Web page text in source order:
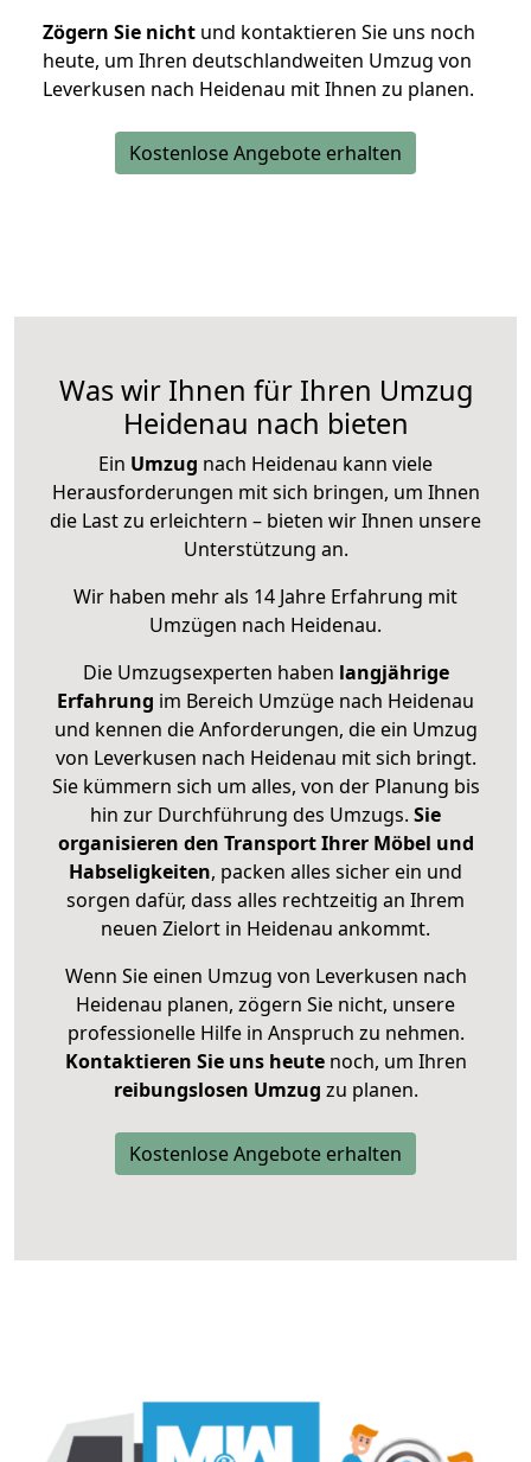
Zögern Sie nicht und kontaktieren Sie uns noch
heute, um Ihren deutschlandweiten Umzug von
Leverkusen nach Heidenau mit Ihnen zu planen.
Kostenlose Angebote erhalten
Was wir Ihnen für Ihren Umzug
Heidenau nach bieten
Ein Umzug nach Heidenau kann viele
Herausforderungen mit sich bringen, um Ihnen
die Last zu erleichtern – bieten wir Ihnen unsere
Unterstützung an.
Wir haben mehr als 14 Jahre Erfahrung mit
Umzügen nach Heidenau.
Die Umzugsexperten haben langjährige
Erfahrung im Bereich Umzüge nach Heidenau
und kennen die Anforderungen, die ein Umzug
von Leverkusen nach Heidenau mit sich bringt.
Sie kümmern sich um alles, von der Planung bis
hin zur Durchführung des Umzugs. Sie
organisieren den Transport Ihrer Möbel und
Habseligkeiten, packen alles sicher ein und
sorgen dafür, dass alles rechtzeitig an Ihrem
neuen Zielort in Heidenau ankommt.
Wenn Sie einen Umzug von Leverkusen nach
Heidenau planen, zögern Sie nicht, unsere
professionelle Hilfe in Anspruch zu nehmen.
Kontaktieren Sie uns heutenoch, um Ihren
reibungslosen Umzug zu planen.
Kostenlose Angebote erhalten